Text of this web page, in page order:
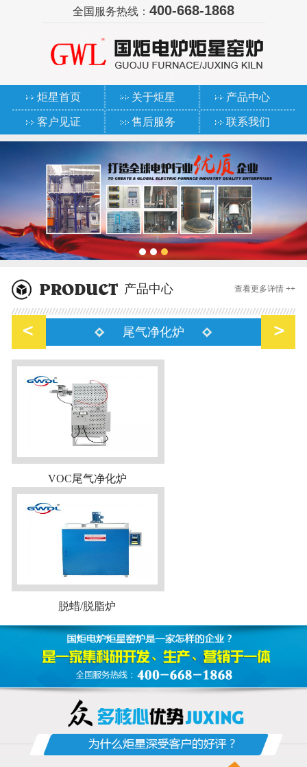
全国服务热线： 400-668-1868
炬星首页 关于炬星 产品中心
客户见证 售后服务 联系我们
产品中心 查看更多详情 ++
尾气净化炉
VOC尾气净化炉
脱蜡/脱脂炉